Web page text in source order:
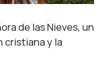
de las Nieves, un
cristiana y la